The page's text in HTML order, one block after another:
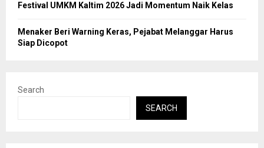
Festival UMKM Kaltim 2026 Jadi Momentum Naik Kelas
Menaker Beri Warning Keras, Pejabat Melanggar Harus
Siap Dicopot
Search
SEARCH